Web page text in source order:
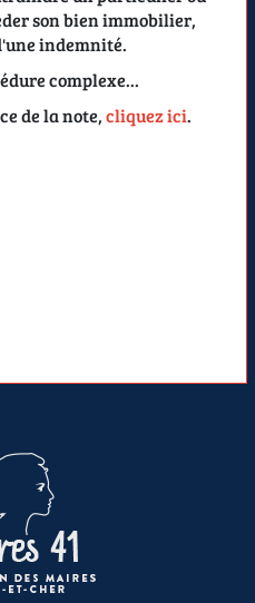
son bien immobilier,
indemnité.
complexe...
de la note,cliquez ici.